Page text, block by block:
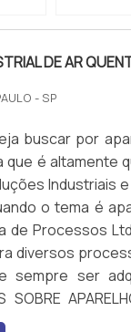
DE AR
- SP
buscar por
que é altamente
Industriais
o tema é
de Processos
diversos
sempre ser
Forsthoff